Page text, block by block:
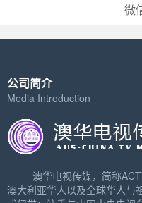
微
公司简介
Media Introduction
澳华电视传媒，简称
澳大利亚华人以及全球华人